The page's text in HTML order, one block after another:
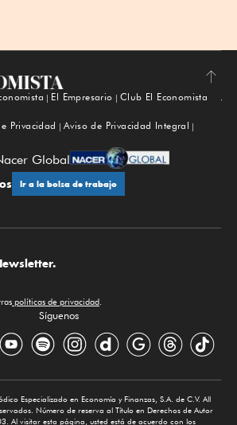
Subir
El Empresario
Club El Economista
Privacidad
Aviso de Privacidad Integral
Global
Ir a la bolsa de trabajo
políticas de privacidad.
Síguenos
Especializado en Economía y Finanzas, S.A. de C.V. All
Número de reserva al Título en Derechos de Autor
Al visitar esta página, usted está de acuerdo con los